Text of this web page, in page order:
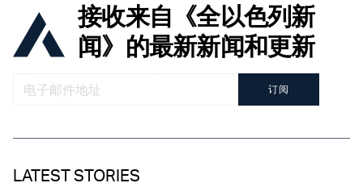
接收来自《全以色列新
闻》的最新新闻和更新
订阅
LATEST STORIES